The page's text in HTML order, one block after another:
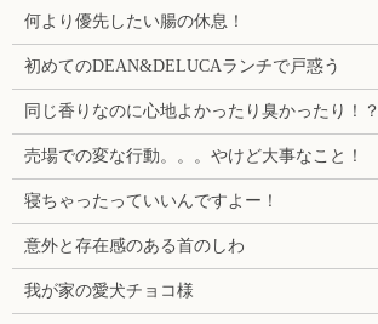
何より優先したい腸の休息！
初めてのDEAN&DELUCAランチで戸惑う
同じ香りなのに心地よかったり臭かったり！？
売場での変な行動。。。やけど大事なこと！
寝ちゃったっていいんですよー！
意外と存在感のある首のしわ
我が家の愛犬チョコ様